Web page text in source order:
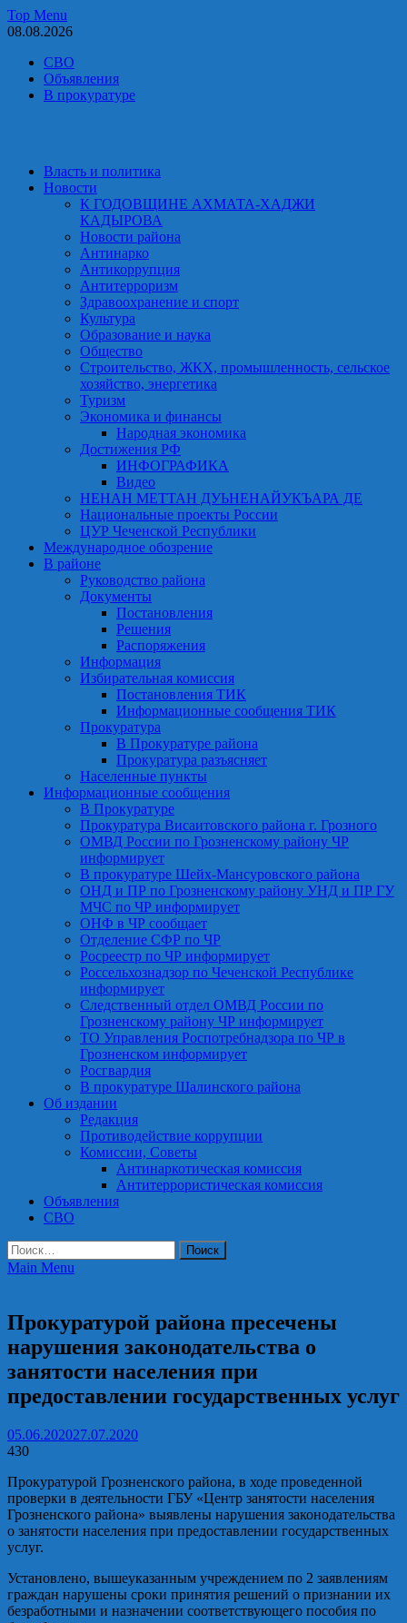
Skip
to
Top Menu
08.08.2026
СВО
Объявления
В прокуратуре
Власть и политика
Новости
К ГОДОВЩИНЕ АХМАТА-ХАДЖИ
КАДЫРОВА
Новости района
Антинарко
Антикоррупция
Антитерроризм
Здравоохранение и спорт
Культура
Образование и наука
Общество
Строительство, ЖКХ, промышленность, сельское
хозяйство, энергетика
Туризм
Экономика и финансы
Народная экономика
Достижения РФ
ИНФОГРАФИКА
Видео
НЕНАН МЕТТАН ДУЬНЕНАЙУКЪАРА ДЕ
Национальные проекты России
ЦУР Чеченской Республики
Международное обозрение
В районе
Руководство района
Документы
Постановления
Решения
Распоряжения
Информация
Избирательная комиссия
Постановления ТИК
Информационные сообщения ТИК
Прокуратура
В Прокуратуре района
Прокуратура разъясняет
Населенные пункты
Информационные сообщения
В Прокуратуре
Прокуратура Висаитовского района г. Грозного
ОМВД России по Грозненскому району ЧР
информирует
В прокуратуре Шейх-Мансуровского района
ОНД и ПР по Грозненскому району УНД и ПР ГУ
МЧС по ЧР информирует
ОНФ в ЧР сообщает
Отделение СФР по ЧР
Росреестр по ЧР информирует
Россельхознадзор по Чеченской Республике
информирует
Следственный отдел ОМВД России по
Грозненскому району ЧР информирует
ТО Управления Роспотребнадзора по ЧР в
Грозненском информирует
Росгвардия
В прокуратуре Шалинского района
Об издании
Редакция
Противодействие коррупции
Комиссии, Советы
Антинаркотическая комиссия
Антитеррористическая комиссия
Объявления
СВО
Найти:
Main Menu
Прокуратурой района пресечены
нарушения законодательства о
занятости населения при
предоставлении государственных услуг
05.06.202027.07.2020
430
Прокуратурой Грозненского района, в ходе проведенной
проверки в деятельности ГБУ «Центр занятости населения
Грозненского района» выявлены нарушения законодательства
о занятости населения при предоставлении государственных
услуг.
Установлено, вышеуказанным учреждением по 2 заявлениям
граждан нарушены сроки принятия решений о признании их
безработными и назначении соответствующего пособия по